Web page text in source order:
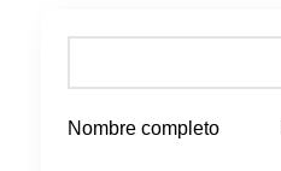
Nombre completo